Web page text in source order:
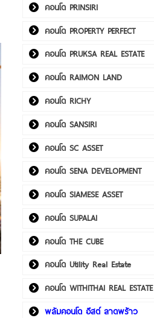
คอนโด PRINSIRI
คอนโด PROPERTY PERFECT
คอนโด PRUKSA REAL ESTATE
คอนโด RAIMON LAND
คอนโด RICHY
คอนโด SANSIRI
คอนโด SC ASSET
คอนโด SENA DEVELOPMENT
คอนโด SIAMESE ASSET
คอนโด SUPALAI
คอนโด THE CUBE
คอนโด Utility Real Estate
คอนโด WITHITHAI REAL ESTATE
พลัมคอนโด อีสต์ ลาดพร้าว